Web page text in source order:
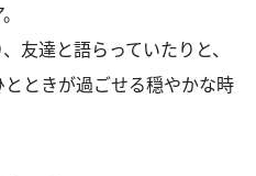
友達と語らっていたりと、
ときが過ごせる穏やかな時